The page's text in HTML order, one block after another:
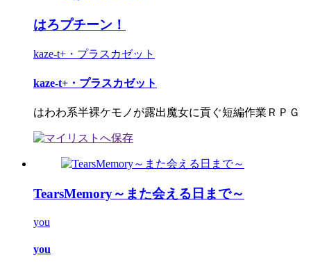
はろプチーン！
kaze-t+・プラスカゼット
kaze-t+・プラスカゼット
はわわ系半裸ケモノが露出魔女に貢ぐ短編作業ＲＰＧ
TearsMemory～また会える日まで～
you
you